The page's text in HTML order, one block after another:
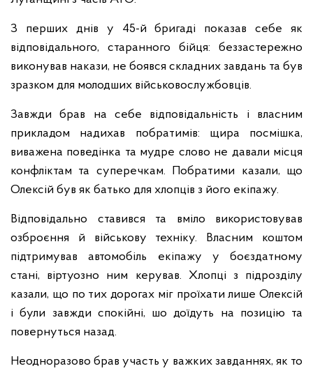
З перших днів у 45-й бригаді показав себе як
відповідального, старанного бійця: беззастережно
виконував накази, не боявся складних завдань та був
зразком для молодших військовослужбовців.
Завжди брав на себе відповідальність і власним
прикладом надихав побратимів: щира посмішка,
виважена поведінка та мудре слово не давали місця
конфліктам та суперечкам. Побратими казали, що
Олексій був як батько для хлопців з його екіпажу.
Відповідально ставився та вміло використовував
озброєння й військову техніку. Власним коштом
підтримував автомобіль екіпажу у боєздатному
стані, віртуозно ним керував. Хлопці з підрозділу
казали, що по тих дорогах міг проїхати лише Олексій
і були завжди спокійні, шо доїдуть на позицію та
повернуться назад.
Неодноразово брав участь у важких завданнях, як то